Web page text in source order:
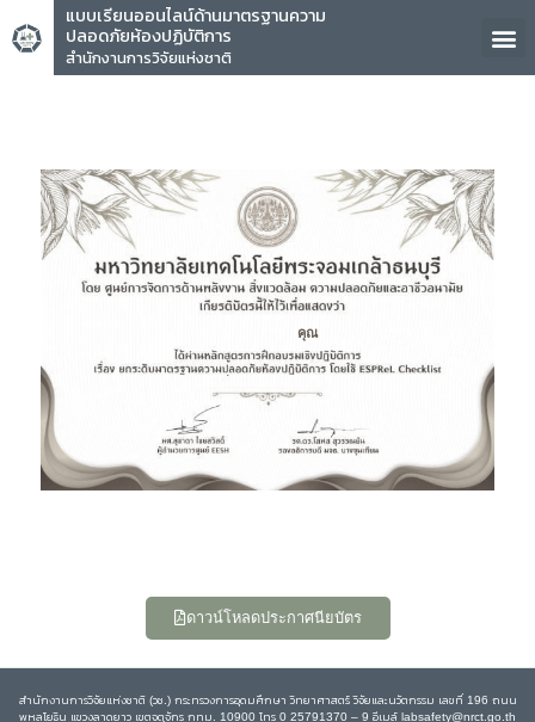
แบบเรียนออนไลน์ด้านมาตรฐานความ
ปลอดภัยห้องปฏิบัติการ
สำนักงานการวิจัยแห่งชาติ
คุณ
ดาวน์โหลดประกาศนียบัตร
สำนักงานการวิจัยแห่งชาติ (วช.) กระทรวงการอุดมศึกษา วิทยาศาสตร์ วิจัยและนวัตกรรม เลขที่ 196 ถนน
พหลโยธิน แขวงลาดยาว เขตจตุจักร กทม. 10900 โทร 0 25791370 – 9 อีเมล์ labsafety@nrct.go.th